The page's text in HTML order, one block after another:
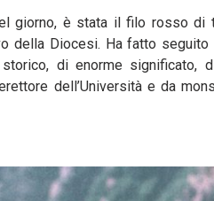
giorno, è stata il filo rosso di
della Diocesi. Ha fatto
di enorme significato,
dell’Università e da